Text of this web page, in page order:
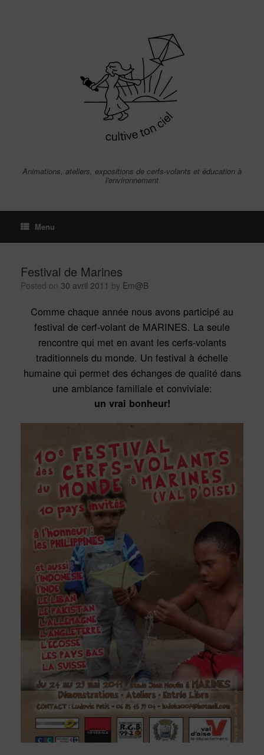
Animations, ateliers, expositions de cerfs-volants et éducation à
l'environnement
Menu
Festival de Marines
Posted on 30 avril 2011 by Em@B
Comme chaque année nous avons participé au
festival de cerf-volant de MARINES. La seule
rencontre qui met en avant les cerfs-volants
traditionnels du monde. Un festival à échelle
humaine qui permet des échanges de qualité dans
une ambiance familiale et conviviale:
un vrai bonheur!